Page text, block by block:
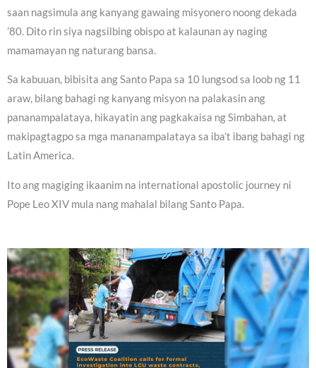
saan nagsimula ang kanyang gawaing misyonero noong dekada
’80. Dito rin siya nagsilbing obispo at kalaunan ay naging
mamamayan ng naturang bansa.
Sa kabuuan, bibisita ang Santo Papa sa 10 lungsod sa loob ng 11
araw, bilang bahagi ng kanyang misyon na palakasin ang
pananampalataya, hikayatin ang pagkakaisa ng Simbahan, at
makipagtagpo sa mga mananampalataya sa iba’t ibang bahagi ng
Latin America.
Ito ang magiging ikaanim na international apostolic journey ni
Pope Leo XIV mula nang mahalal bilang Santo Papa.